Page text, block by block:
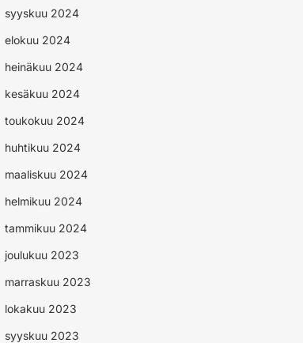
syyskuu 2024
elokuu 2024
heinäkuu 2024
kesäkuu 2024
toukokuu 2024
huhtikuu 2024
maaliskuu 2024
helmikuu 2024
tammikuu 2024
joulukuu 2023
marraskuu 2023
lokakuu 2023
syyskuu 2023